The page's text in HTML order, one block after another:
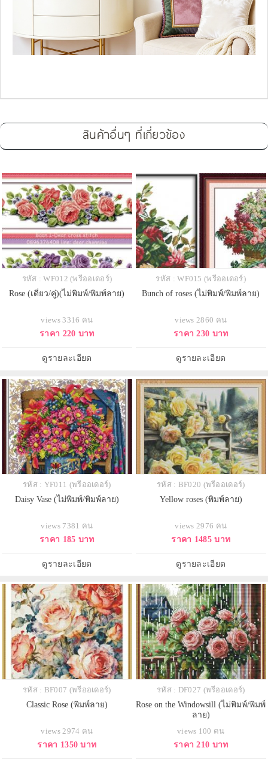
สินค้าอื่นๆ ที่เกี่ยวข้อง
รหัส : WF012 (พรีออเดอร์)
Rose (เดี่ยว/คู่)(ไม่พิมพ์/พิมพ์ลาย)
views 3316 คน
ราคา 220 บาท
ดูรายละเอียด
รหัส : WF015 (พรีออเดอร์)
Bunch of roses (ไม่พิมพ์/พิมพ์ลาย)
views 2860 คน
ราคา 230 บาท
ดูรายละเอียด
รหัส : YF011 (พรีออเดอร์)
Daisy Vase (ไม่พิมพ์/พิมพ์ลาย)
views 7381 คน
ราคา 185 บาท
ดูรายละเอียด
รหัส : BF020 (พรีออเดอร์)
Yellow roses (พิมพ์ลาย)
views 2976 คน
ราคา 1485 บาท
ดูรายละเอียด
รหัส : BF007 (พรีออเดอร์)
Classic Rose (พิมพ์ลาย)
views 2974 คน
ราคา 1350 บาท
รหัส : DF027 (พรีออเดอร์)
Rose on the Windowsill (ไม่พิมพ์/พิมพ์
ลาย)
views 100 คน
ราคา 210 บาท